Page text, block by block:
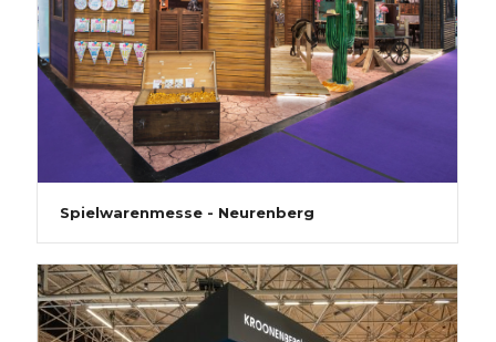
Spielwarenmesse - Neurenberg